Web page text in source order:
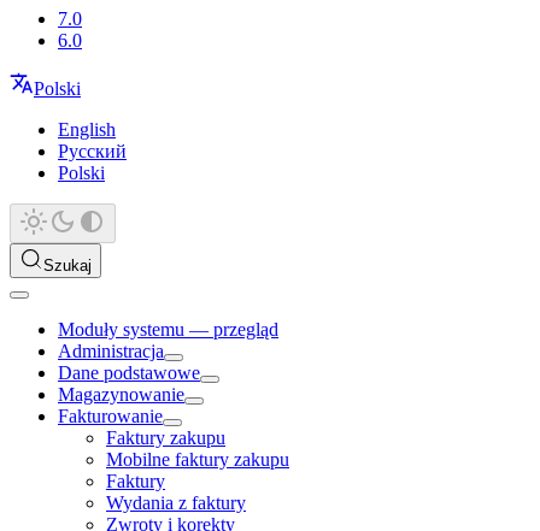
7.0
6.0
Polski
English
Русский
Polski
Szukaj
Moduły systemu — przegląd
Administracja
Dane podstawowe
Magazynowanie
Fakturowanie
Faktury zakupu
Mobilne faktury zakupu
Faktury
Wydania z faktury
Zwroty i korekty